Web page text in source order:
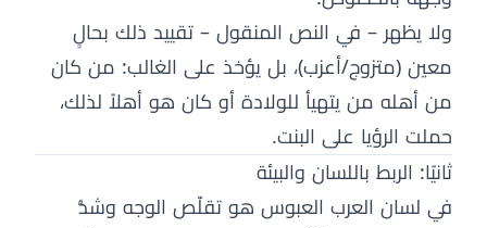
ولا يظهر – في النص المنقول – تقييد ذلك بحالٍ
معين (متزوج/أعزب)، بل يؤخذ على الغالب: من كان
من أهله من يتهيأ للولادة أو كان هو أهلاً لذلك،
حملت الرؤيا على البنت.
ثانيًا: الربط باللسان والبيئة
في لسان العرب العبوس هو تقلّص الوجه وشدُّ